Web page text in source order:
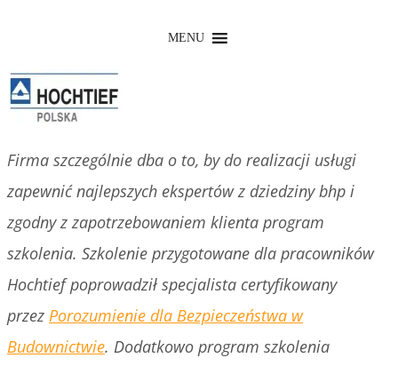
MENU
Firma szczególnie dba o to, by do realizacji usługi
zapewnić najlepszych ekspertów z dziedziny bhp i
zgodny z zapotrzebowaniem klienta program
szkolenia. Szkolenie przygotowane dla pracowników
Hochtief poprowadził specjalista certyfikowany
przez Porozumienie dla Bezpieczeństwa w
Budownictwie. Dodatkowo program szkolenia